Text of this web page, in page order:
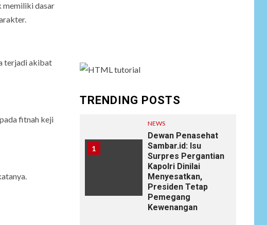
memiliki dasar
terjadi akibat
fitnah keji
TRENDING POSTS
1
NEWS
Dewan Penasehat
Sambar.id: Isu
Surpres Pergantian
Kapolri Dinilai
Menyesatkan,
Presiden Tetap
Pemegang
Kewenangan